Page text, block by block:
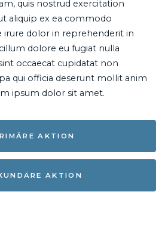
quis nostrud exercitation
aliquip ex ea commodo
irure dolor in reprehenderit in
dolore eu fugiat nulla
occaecat cupidatat non
qui officia deserunt mollit anim
ipsum dolor sit amet.
AKTION
AKTION